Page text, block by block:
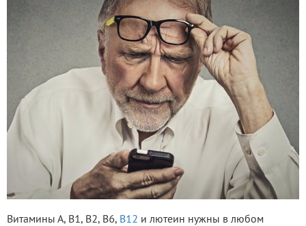
Витамины А, В1, В2, В6, В12 и лютеин нужны в любом